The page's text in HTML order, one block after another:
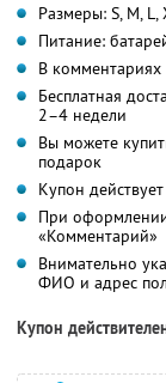
Размеры: S, M, L,
Питание:
В комментариях
Бесплатная
2–4 недели
Вы можете
подарок
Купон
При
«Комментарий»
Внимательно
ФИО и адрес
Купон